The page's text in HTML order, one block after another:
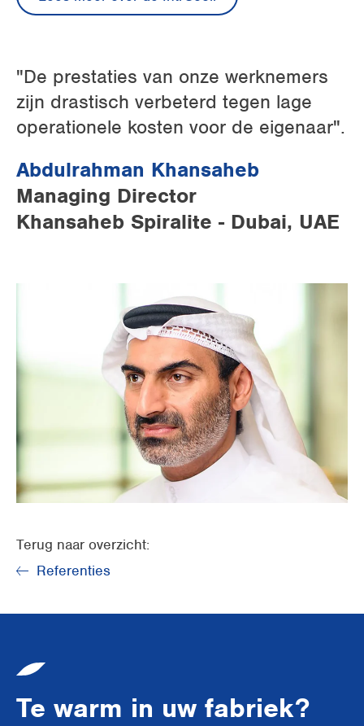
"De prestaties van onze werknemers
zijn drastisch verbeterd tegen lage
operationele kosten voor de eigenaar".
Abdulrahman Khansaheb
Managing Director
Khansaheb Spiralite - Dubai, UAE
Terug naar overzicht:
Referenties
Te warm in uw fabriek?